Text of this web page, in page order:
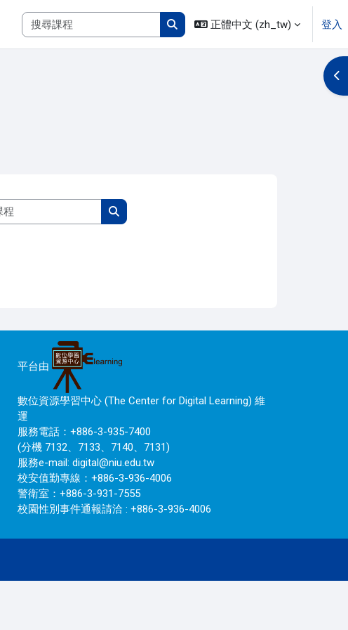
搜尋課程
搜尋課程
正體中文 ‎(zh_tw)‎ 登入
開
搜尋課程
搜尋課程
平台由
數位資源學習中心 (The Center for Digital Learning) 維
運
服務電話：+886-3-935-7400
(分機 7132、7133、7140、7131)
服務e-mail:digital@niu.edu.tw
校安值勤專線：+886-3-936-4006
警衛室：+886-3-931-7555
校園性別事件通報請洽 : +886-3-936-4006